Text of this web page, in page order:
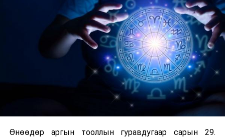
Өнөөдөр аргын тооллын гуравдугаар сарын 29.